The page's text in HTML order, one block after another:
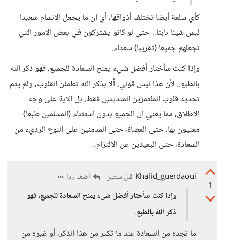
كأي سلعة أيضا تختلف أذواقها، أي ان ما يجعل الانسام سعيدا
ليس شيئا ثابتا.. حتى لو كانو يشتركون في بعض الامور التي
تجعلهم جميعا (تقريبا) سعداء.
وإذا كنت سأختار أفضل شيء يمنح السعادة للجميع، فهو ذكر الله
بالطبع.. لأن هذا ليس قولي، ألا بذكر الله تطمئن القلوب، ولم يتم
تحديد قلوب الملتمزين المتدينين فقط، بل الاية على وجه
الاطلاق، مما يعني ان الجميع بدون استثناء (المسلمين طبعا)
معنيون بها، حتى العصاة، حتى المدمنين على النوع الرديء من
السعادة، حتى البعيدين عن الالتزام..
1
Khalid_guerdaoui قبل سنتين
أضف ردا
وإذا كنت سأختار أفضل شيء يمنح السعادة للجميع، فهو
ذكر الله بالطبع.
ما تجده من السعادة عند ما تكثر من هذا الذكر، أو غيره من